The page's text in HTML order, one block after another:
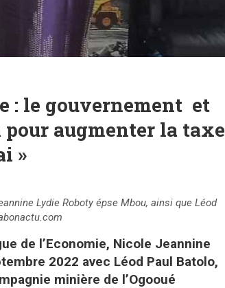
: le gouvernement et
augmenter la taxe
»
Lydie Roboty épse Mbou, ainsi que Léod
de l’Economie, Nicole Jeannine
2022 avec Léod Paul Batolo,
minière de l’Ogooué